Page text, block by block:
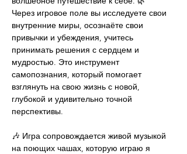
Через игровое поле вы исследуете свои
внутренние миры, осознаёте свои
привычки и убеждения, учитесь
принимать решения с сердцем и
мудростью. Это инструмент
самопознания, который помогает
взглянуть на свою жизнь с новой,
глубокой и удивительно точной
перспективы.
🎶 Игра сопровождается живой музыкой
на поющих чашах, которую играю я